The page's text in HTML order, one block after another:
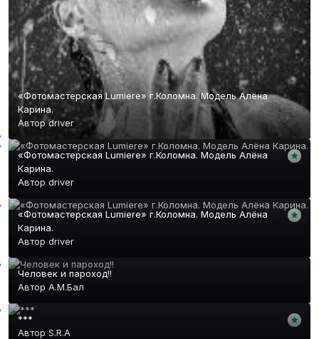
«Фотомастерская Lumiere» г.Коломна. Модель Алёна
Карина.
Авторdriver
«Фотомастерская Lumiere» г.Коломна. Модель Алёна
Карина.
Автор driver
«Фотомастерская Lumiere» г.Коломна. Модель Алёна
Карина.
Автор driver
Человек и пароход!!
Автор А.М.Бал
***
Автор S.R.A